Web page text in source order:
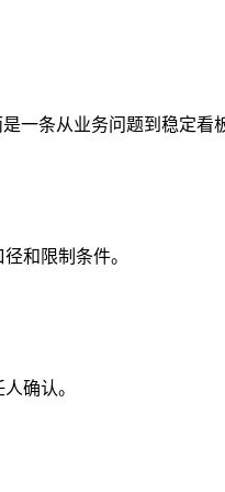
一条从业务问题到稳定看
和限制条件。
确认。